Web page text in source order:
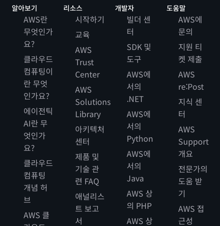
알아보기
AWS란
무엇인가
요?
클라우드
컴퓨팅이
란 무엇
인가요?
에이전틱
AI란 무
엇인가
요?
클라우드
컴퓨팅
개념 허
브
AWS 클
리소스
시작하기
교육
AWS
Trust
Center
AWS
Solutions
Library
아키텍처
센터
제품 및
기술 관
련 FAQ
애널리스
트 보고
서
개발자
빌더 센
터
SDK 및
도구
AWS에
서의
.NET
AWS에
서의
Python
AWS에
서의
Java
AWS 상
의 PHP
AWS 상
도움말
AWS에
문의
지원 티
켓 제출
AWS
re:Post
지식 센
터
AWS
Support
개요
전문가의
도움 받
기
AWS 접
근성